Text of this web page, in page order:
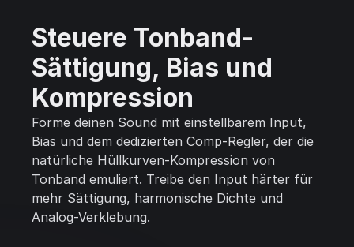
Steuere Tonband-
Sättigung, Bias und
Kompression
Forme deinen Sound mit einstellbarem Input,
Bias und dem dedizierten Comp-Regler, der die
natürliche Hüllkurven-Kompression von
Tonband emuliert. Treibe den Input härter für
mehr Sättigung, harmonische Dichte und
Analog-Verklebung.